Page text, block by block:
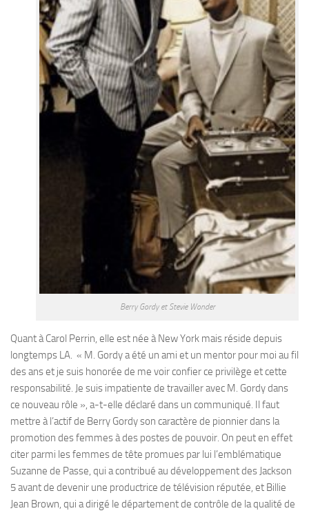
Berry Gordy et Stevie Wonder
Quant à Carol Perrin, elle est née à New York mais réside depuis
longtemps LA. « M. Gordy a été un ami et un mentor pour moi au fil
des ans et je suis honorée de me voir confier ce privilège et cette
responsabilité. Je suis impatiente de travailler avec M. Gordy dans
ce nouveau rôle », a-t-elle déclaré dans un communiqué. Il faut
mettre à l’actif de Berry Gordy son caractère de pionnier dans la
promotion des femmes à des postes de pouvoir. On peut en effet
citer parmi les femmes de tête promues par lui l’emblématique
Suzanne de Passe, qui a contribué au développement des Jackson
5 avant de devenir une productrice de télévision réputée, et Billie
Jean Brown, qui a dirigé le département de contrôle de la qualité de